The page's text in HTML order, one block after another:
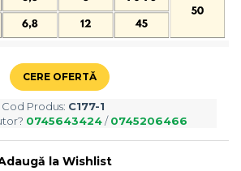
CERE OFERTĂ
Cod Produs: C177-1
0745643424/0745206466
la Wishlist